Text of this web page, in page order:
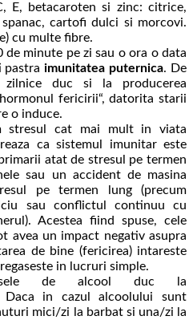
E, betacaroten si zinc: citrice,
cartofi dulci si morcovi.
cu multe fibre.
de minute pe zi sau o ora o data
pastraimunitatea puternica. De
zilnice duc si la producerea
fericirii“, datorita starii
o induce.
stresul cat mai mult in viata
ca sistemul imunitar este
atat de stresul pe termen
sau un accident de masina
pe termen lung (precum
sau conflictul continuu cu
Acestea fiind spuse, cele
avea un impact negativ asupra
de bine (fericirea) intareste
in lucruri simple.
de alcool duc la
Daca in cazul alcoolului sunt
mici/zi la barbat si una/zi la